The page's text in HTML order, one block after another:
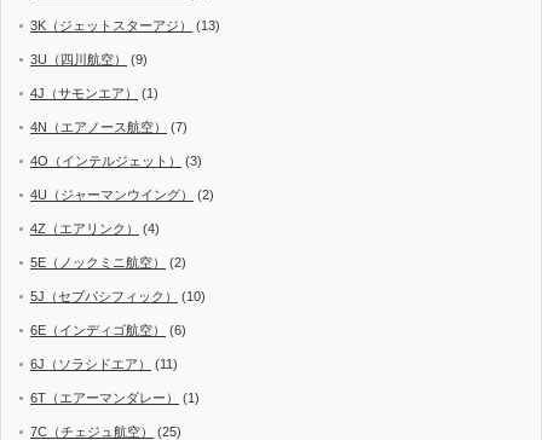
3K（ジェットスターアジ） (13)
3U（四川航空） (9)
4J（サモンエア） (1)
4N（エアノース航空） (7)
4O（インテルジェット） (3)
4U（ジャーマンウイング） (2)
4Z（エアリンク） (4)
5E（ノックミニ航空） (2)
5J（セブパシフィック） (10)
6E（インディゴ航空） (6)
6J（ソラシドエア） (11)
6T（エアーマンダレー） (1)
7C（チェジュ航空） (25)